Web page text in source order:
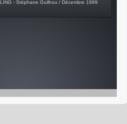
- Stéphane Guilhou / Décembre 1999